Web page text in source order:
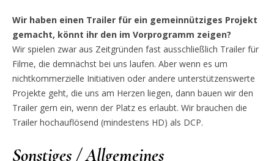
Wir haben einen Trailer für ein gemeinnütziges Projekt
gemacht, könnt ihr den im Vorprogramm zeigen?
Wir spielen zwar aus Zeitgründen fast ausschließlich Trailer für
Filme, die demnächst bei uns laufen. Aber wenn es um
nichtkommerzielle Initiativen oder andere unterstützenswerte
Projekte geht, die uns am Herzen liegen, dann bauen wir den
Trailer gern ein, wenn der Platz es erlaubt. Wir brauchen die
Trailer hochauflösend (mindestens HD) als DCP.
Sonstiges / Allgemeines